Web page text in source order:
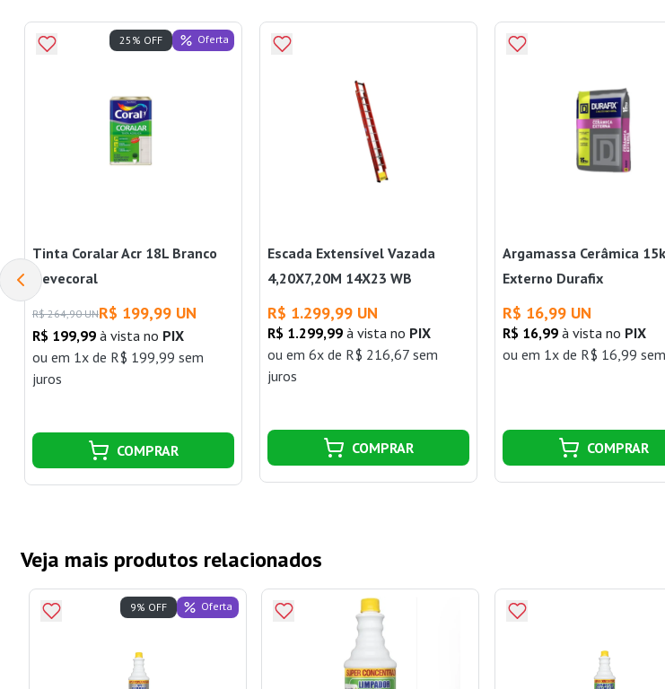
Tinta Coralar Acr 18L Branco
Nevecoral
R$ 264,90 UNR$ 199,99 UN
R$ 199,99 à vista no PIX
ou em 1x de R$ 199,99 sem
juros
25% OFF Oferta
COMPRAR
Escada Extensível Vazada
4,20X7,20M 14X23 WB
R$ 1.299,99 UN
R$ 1.299,99 à vista no PIX
ou em 6x de R$ 216,67 sem
juros
COMPRAR
Argamassa Cerâmica
Externo Durafix
R$ 16,99 UN
R$ 16,99 à vista no PIX
ou em 1x de R$ 16,99
COMPRAR
Veja mais produtos relacionados
9% OFF Oferta